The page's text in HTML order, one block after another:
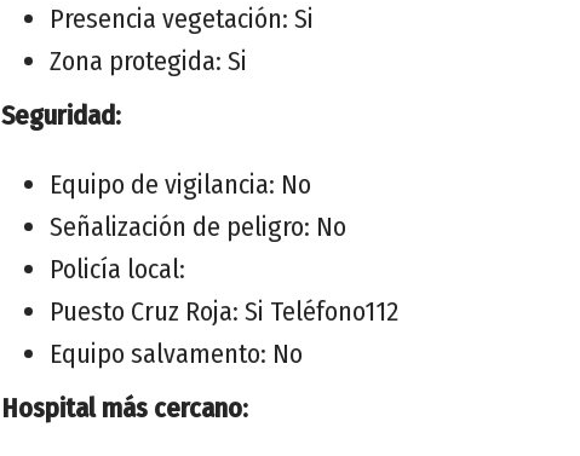
Presencia vegetación: Si
Zona protegida: Si
Seguridad:
Equipo de vigilancia: No
Señalización de peligro: No
Policía local:
Puesto Cruz Roja: Si Teléfono112
Equipo salvamento: No
Hospital más cercano: